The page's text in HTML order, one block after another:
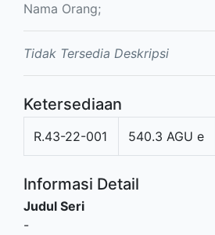
Nama Orang;
Tidak Tersedia Deskripsi
Ketersediaan
R.43-22-001 540.3 AGU e
Informasi Detail
Judul Seri
-